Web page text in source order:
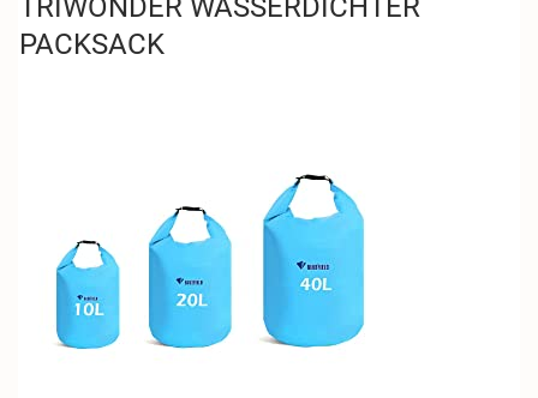
TRIWONDER WASSERDICHTER
PACKSACK